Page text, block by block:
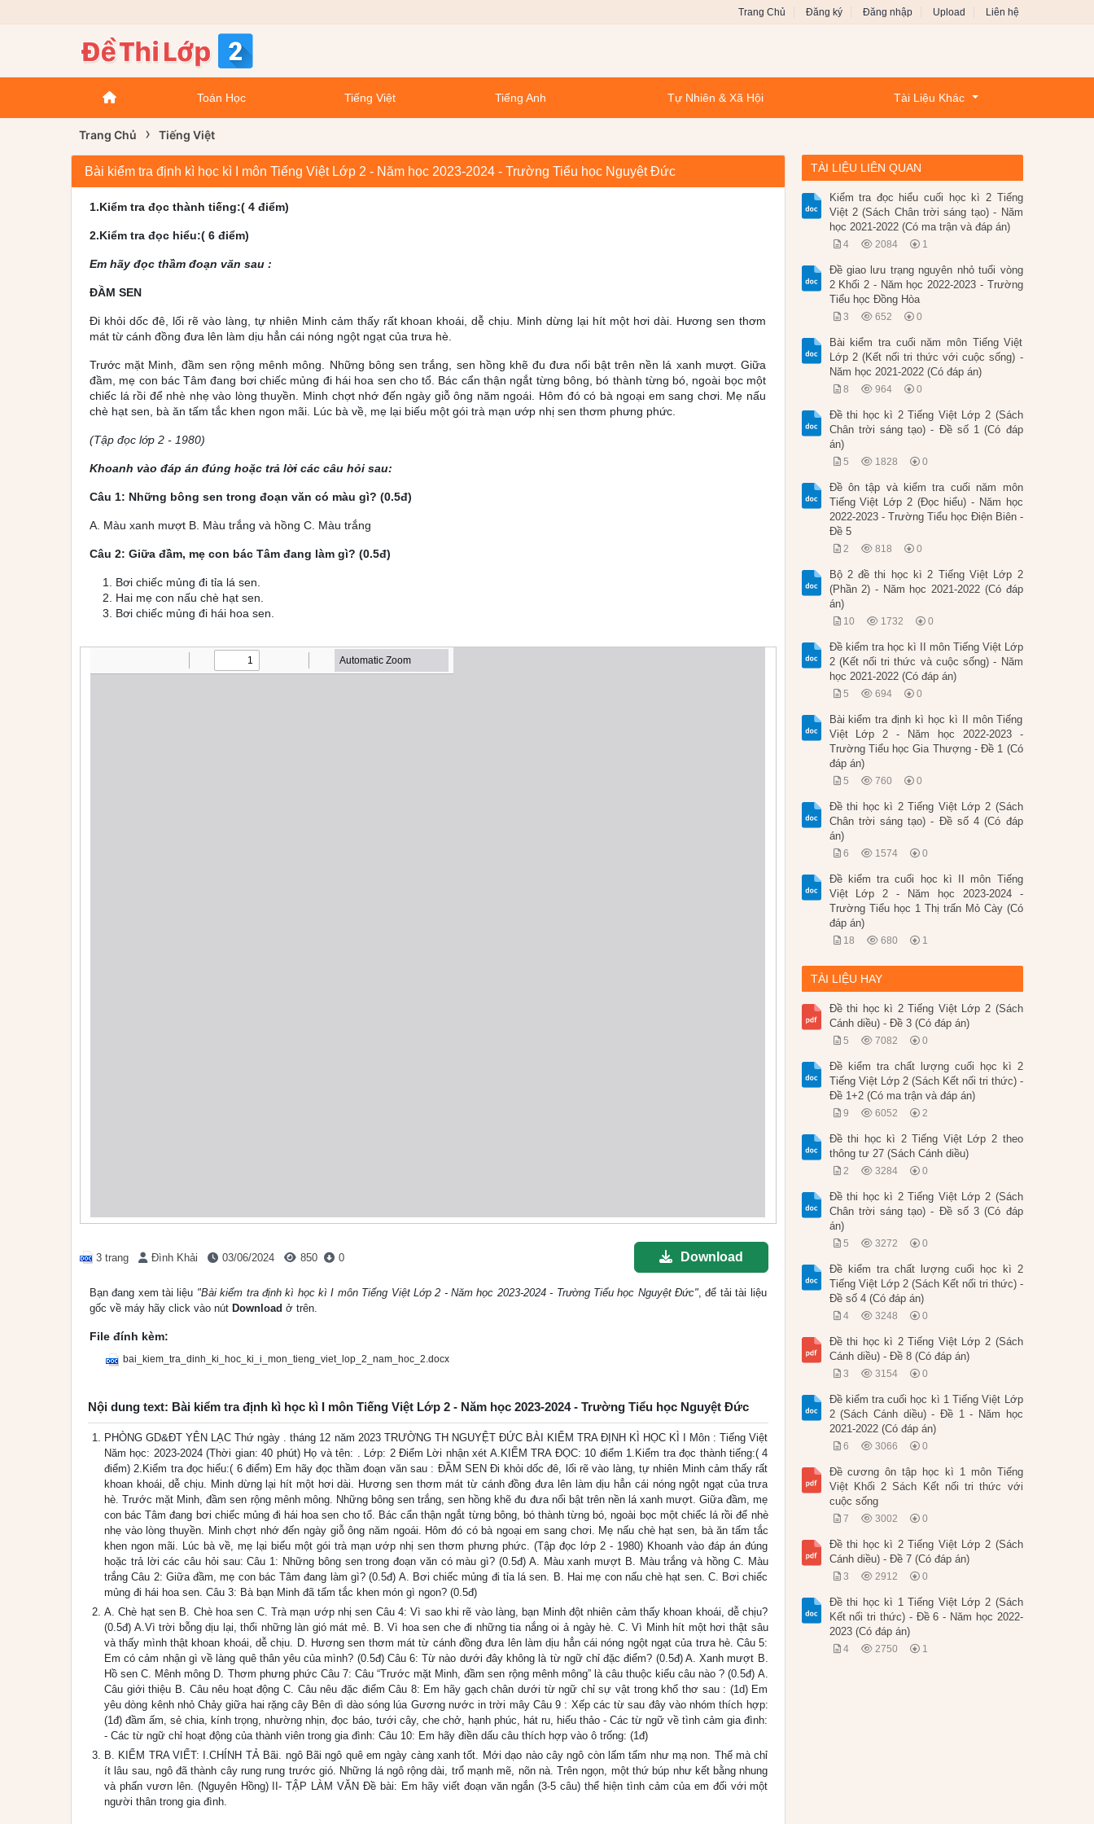
Trang Chủ Đăng ký Đăng nhập Upload Liên hệ
Toán Học Tiếng Việt Tiếng Anh Tự Nhiên & Xã Hội Tài Liệu Khác
Trang Chủ › Tiếng Việt
Bài kiểm tra định kì học kì I môn Tiếng Việt Lớp 2 - Năm học 2023-2024 - Trường Tiểu học Nguyệt Đức
1.Kiểm tra đọc thành tiếng:( 4 điểm)
2.Kiểm tra đọc hiểu:( 6 điểm)
Em hãy đọc thầm đoạn văn sau :
ĐẦM SEN
Đi khỏi dốc đê, lối rẽ vào làng, tự nhiên Minh cảm thấy rất khoan khoái, dễ chịu. Minh dừng lại hít một hơi dài. Hương sen thơm
mát từ cánh đồng đưa lên làm dịu hẳn cái nóng ngột ngạt của trưa hè.
Trước mặt Minh, đầm sen rộng mênh mông. Những bông sen trắng, sen hồng khẽ đu đưa nổi bật trên nền lá xanh mượt. Giữa
đầm, mẹ con bác Tâm đang bơi chiếc mủng đi hái hoa sen cho tổ. Bác cẩn thận ngắt từng bông, bó thành từng bó, ngoài bọc một
chiếc lá rồi để nhè nhẹ vào lòng thuyền. Minh chợt nhớ đến ngày giỗ ông năm ngoái. Hôm đó có bà ngoại em sang chơi. Mẹ nấu
chè hạt sen, bà ăn tấm tắc khen ngon mãi. Lúc bà về, mẹ lại biếu một gói trà mạn ướp nhị sen thơm phưng phức.
(Tập đọc lớp 2 - 1980)
Khoanh vào đáp án đúng hoặc trả lời các câu hỏi sau:
Câu 1: Những bông sen trong đoạn văn có màu gì? (0.5đ)
A. Màu xanh mượt B. Màu trắng và hồng C. Màu trắng
Câu 2: Giữa đầm, mẹ con bác Tâm đang làm gì? (0.5đ)
Bơi chiếc mủng đi tỉa lá sen.
Hai mẹ con nấu chè hạt sen.
Bơi chiếc mủng đi hái hoa sen.
3 trang Đình Khải 03/06/2024 850 0 Download
Bạn đang xem tài liệu "Bài kiểm tra định kì học kì I môn Tiếng Việt Lớp 2 - Năm học 2023-2024 - Trường Tiểu học Nguyệt Đức", để tải tài liệu
gốc về máy hãy click vào nút Download ở trên.
File đính kèm:
bai_kiem_tra_dinh_ki_hoc_ki_i_mon_tieng_viet_lop_2_nam_hoc_2.docx
Nội dung text: Bài kiểm tra định kì học kì I môn Tiếng Việt Lớp 2 - Năm học 2023-2024 - Trường Tiểu học Nguyệt Đức
PHÒNG GD&ĐT YÊN LẠC Thứ ngày . tháng 12 năm 2023 TRƯỜNG TH NGUYỆT ĐỨC BÀI KIỂM TRA ĐỊNH KÌ HỌC KÌ I Môn : Tiếng Việt
Năm học: 2023-2024 (Thời gian: 40 phút) Họ và tên: . Lớp: 2 Điểm Lời nhận xét A.KIỂM TRA ĐỌC: 10 điểm 1.Kiểm tra đọc thành tiếng:( 4
điểm) 2.Kiểm tra đọc hiểu:( 6 điểm) Em hãy đọc thầm đoạn văn sau : ĐẦM SEN Đi khỏi dốc đê, lối rẽ vào làng, tự nhiên Minh cảm thấy rất
khoan khoái, dễ chịu. Minh dừng lại hít một hơi dài. Hương sen thơm mát từ cánh đồng đưa lên làm dịu hẳn cái nóng ngột ngạt của trưa
hè. Trước mặt Minh, đầm sen rộng mênh mông. Những bông sen trắng, sen hồng khẽ đu đưa nổi bật trên nền lá xanh mượt. Giữa đầm, mẹ
con bác Tâm đang bơi chiếc mủng đi hái hoa sen cho tổ. Bác cẩn thận ngắt từng bông, bó thành từng bó, ngoài bọc một chiếc lá rồi để nhè
nhẹ vào lòng thuyền. Minh chợt nhớ đến ngày giỗ ông năm ngoái. Hôm đó có bà ngoại em sang chơi. Mẹ nấu chè hạt sen, bà ăn tấm tắc
khen ngon mãi. Lúc bà về, mẹ lại biếu một gói trà mạn ướp nhị sen thơm phưng phức. (Tập đọc lớp 2 - 1980) Khoanh vào đáp án đúng
hoặc trả lời các câu hỏi sau: Câu 1: Những bông sen trong đoạn văn có màu gì? (0.5đ) A. Màu xanh mượt B. Màu trắng và hồng C. Màu
trắng Câu 2: Giữa đầm, mẹ con bác Tâm đang làm gì? (0.5đ) A. Bơi chiếc mủng đi tỉa lá sen. B. Hai mẹ con nấu chè hạt sen. C. Bơi chiếc
mủng đi hái hoa sen. Câu 3: Bà bạn Minh đã tấm tắc khen món gì ngon? (0.5đ)
A. Chè hạt sen B. Chè hoa sen C. Trà mạn ướp nhị sen Câu 4: Vì sao khi rẽ vào làng, bạn Minh đột nhiên cảm thấy khoan khoái, dễ chịu?
(0.5đ) A.Vì trời bỗng dịu lại, thổi những làn gió mát mẻ. B. Vì hoa sen che đi những tia nắng oi ả ngày hè. C. Vì Minh hít một hơi thật sâu
và thấy mình thật khoan khoái, dễ chịu. D. Hương sen thơm mát từ cánh đồng đưa lên làm dịu hẳn cái nóng ngột ngạt của trưa hè. Câu 5:
Em có cảm nhận gì về làng quê thân yêu của mình? (0.5đ) Câu 6: Từ nào dưới đây không là từ ngữ chỉ đặc điểm? (0.5đ) A. Xanh mượt B.
Hồ sen C. Mênh mông D. Thơm phưng phức Câu 7: Câu “Trước mặt Minh, đầm sen rộng mênh mông” là câu thuộc kiểu câu nào ? (0.5đ) A.
Câu giới thiệu B. Câu nêu hoạt động C. Câu nêu đặc điểm Câu 8: Em hãy gạch chân dưới từ ngữ chỉ sự vật trong khổ thơ sau : (1d) Em
yêu dòng kênh nhỏ Chảy giữa hai rặng cây Bên dì dào sóng lúa Gương nước in trời mây Câu 9 : Xếp các từ sau đây vào nhóm thích hợp:
(1đ) đầm ấm, sẻ chia, kính trọng, nhường nhịn, đọc báo, tưới cây, che chở, hạnh phúc, hát ru, hiếu thảo - Các từ ngữ về tình cảm gia đình:
- Các từ ngữ chỉ hoạt động của thành viên trong gia đình: Câu 10: Em hãy điền dấu câu thích hợp vào ô trống: (1đ)
B. KIỂM TRA VIẾT: I.CHÍNH TẢ Bãi. ngô Bãi ngô quê em ngày càng xanh tốt. Mới dạo nào cây ngô còn lấm tấm như mạ non. Thế mà chỉ
ít lâu sau, ngô đã thành cây rung rung trước gió. Những lá ngô rộng dài, trổ mạnh mẽ, nõn nà. Trên ngọn, một thứ búp như kết bằng nhung
và phấn vươn lên. (Nguyên Hồng) II- TẬP LÀM VĂN Đề bài: Em hãy viết đoạn văn ngắn (3-5 câu) thể hiện tình cảm của em đối với một
người thân trong gia đình.
TÀI LIỆU LIÊN QUAN
Kiểm tra đọc hiểu cuối học kì 2 Tiếng
Việt 2 (Sách Chân trời sáng tạo) - Năm
học 2021-2022 (Có ma trận và đáp án)
4 2084 1
Đề giao lưu trạng nguyên nhỏ tuổi vòng
2 Khối 2 - Năm học 2022-2023 - Trường
Tiểu học Đồng Hòa
3 652 0
Bài kiểm tra cuối năm môn Tiếng Việt
Lớp 2 (Kết nối tri thức với cuộc sống) -
Năm học 2021-2022 (Có đáp án)
8 964 0
Đề thi học kì 2 Tiếng Việt Lớp 2 (Sách
Chân trời sáng tạo) - Đề số 1 (Có đáp
án)
5 1828 0
Đề ôn tập và kiểm tra cuối năm môn
Tiếng Việt Lớp 2 (Đọc hiểu) - Năm học
2022-2023 - Trường Tiểu học Điện Biên -
Đề 5
2 818 0
Bộ 2 đề thi học kì 2 Tiếng Việt Lớp 2
(Phần 2) - Năm học 2021-2022 (Có đáp
án)
10 1732 0
Đề kiểm tra học kì II môn Tiếng Việt Lớp
2 (Kết nối tri thức và cuộc sống) - Năm
học 2021-2022 (Có đáp án)
5 694 0
Bài kiểm tra định kì học kì II môn Tiếng
Việt Lớp 2 - Năm học 2022-2023 -
Trường Tiểu học Gia Thượng - Đề 1 (Có
đáp án)
5 760 0
Đề thi học kì 2 Tiếng Việt Lớp 2 (Sách
Chân trời sáng tạo) - Đề số 4 (Có đáp
án)
6 1574 0
Đề kiểm tra cuối học kì II môn Tiếng
Việt Lớp 2 - Năm học 2023-2024 -
Trường Tiểu học 1 Thị trấn Mỏ Cày (Có
đáp án)
18 680 1
TÀI LIỆU HAY
Đề thi học kì 2 Tiếng Việt Lớp 2 (Sách
Cánh diều) - Đề 3 (Có đáp án)
5 7082 0
Đề kiểm tra chất lượng cuối học kì 2
Tiếng Việt Lớp 2 (Sách Kết nối tri thức) -
Đề 1+2 (Có ma trận và đáp án)
9 6052 2
Đề thi học kì 2 Tiếng Việt Lớp 2 theo
thông tư 27 (Sách Cánh diều)
2 3284 0
Đề thi học kì 2 Tiếng Việt Lớp 2 (Sách
Chân trời sáng tạo) - Đề số 3 (Có đáp
án)
5 3272 0
Đề kiểm tra chất lượng cuối học kì 2
Tiếng Việt Lớp 2 (Sách Kết nối tri thức) -
Đề số 4 (Có đáp án)
4 3248 0
Đề thi học kì 2 Tiếng Việt Lớp 2 (Sách
Cánh diều) - Đề 8 (Có đáp án)
3 3154 0
Đề kiểm tra cuối học kì 1 Tiếng Việt Lớp
2 (Sách Cánh diều) - Đề 1 - Năm học
2021-2022 (Có đáp án)
6 3066 0
Đề cương ôn tập học kì 1 môn Tiếng
Việt Khối 2 Sách Kết nối tri thức với
cuộc sống
7 3002 0
Đề thi học kì 2 Tiếng Việt Lớp 2 (Sách
Cánh diều) - Đề 7 (Có đáp án)
3 2912 0
Đề thi học kì 1 Tiếng Việt Lớp 2 (Sách
Kết nối tri thức) - Đề 6 - Năm học 2022-
2023 (Có đáp án)
4 2750 1